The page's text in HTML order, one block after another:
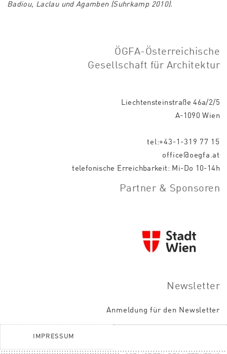
Badiou, Laclau und Agamben (Suhrkamp 2010).
ÖGFA-Österreichische
Gesellschaft für Architektur
Liechtensteinstraße 46a/2/5
A-1090 Wien
tel:+43-1-319 77 15
office@oegfa.at
telefonische Erreichbarkeit: Mi-Do 10-14h
Partner & Sponsoren
Newsletter
Anmeldung für den Newsletter
IMPRESSUM